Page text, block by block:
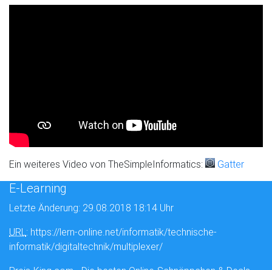
Ein weiteres Video von TheSimpleInformatics: Gatter
E-Learning
Letzte Änderung: 29.08.2018 18:14 Uhr
URL: https://lern-online.net/informatik/technische-
informatik/digitaltechnik/multiplexer/